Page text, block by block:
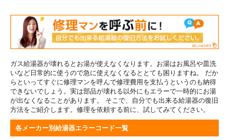
ガス給湯器が壊れるとお湯が使えなくなります。お湯はお風呂や皿洗
いなど日常的に使うので急に使えなくなるととても困りますね。 だか
らといってすぐに修理マンを呼んで修理費用を支払うというのも納得
できないでしょう。実は部品が壊れる以外にもエラーで一時的にお湯
が出なくなることがあります。 そこで、自分でも出来る給湯器の復旧
方法をご紹介します。修理を依頼する前に、試してみてください。
各メーカー別給湯器エラーコード一覧